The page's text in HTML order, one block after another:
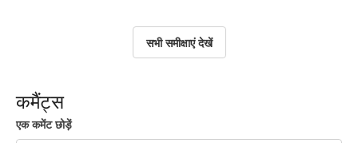
सभी समीक्षाएं देखें
कमैंट्स
एक कमेंट छोड़ें